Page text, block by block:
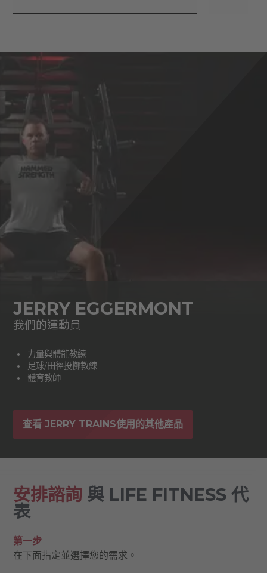
JERRY EGGERMONT
我們的運動員
力量與體能教練
足球/田徑投擲教練
體育教師
查看 JERRY TRAINS使用的其他產品
安排諮詢與 LIFE FITNESS 代
表
第一步
在下面指定並選擇您的需求。